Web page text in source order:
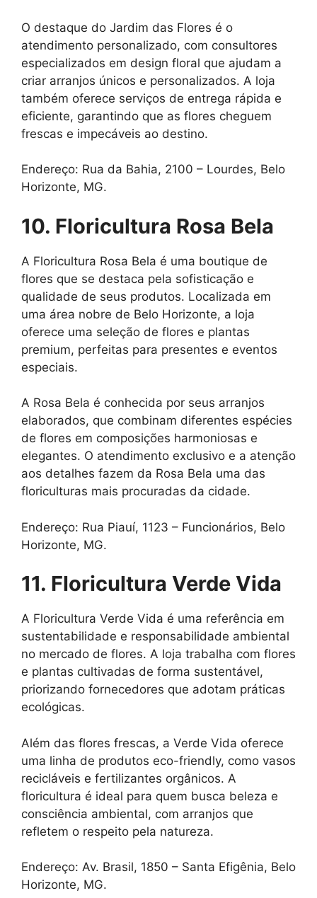
O destaque do Jardim das Flores é o
atendimento personalizado, com consultores
especializados em design floral que ajudam a
criar arranjos únicos e personalizados. A loja
também oferece serviços de entrega rápida e
eficiente, garantindo que as flores cheguem
frescas e impecáveis ao destino.
Endereço: Rua da Bahia, 2100 – Lourdes, Belo
Horizonte, MG.
10. Floricultura Rosa Bela
A Floricultura Rosa Bela é uma boutique de
flores que se destaca pela sofisticação e
qualidade de seus produtos. Localizada em
uma área nobre de Belo Horizonte, a loja
oferece uma seleção de flores e plantas
premium, perfeitas para presentes e eventos
especiais.
A Rosa Bela é conhecida por seus arranjos
elaborados, que combinam diferentes espécies
de flores em composições harmoniosas e
elegantes. O atendimento exclusivo e a atenção
aos detalhes fazem da Rosa Bela uma das
floriculturas mais procuradas da cidade.
Endereço: Rua Piauí, 1123 – Funcionários, Belo
Horizonte, MG.
11. Floricultura Verde Vida
A Floricultura Verde Vida é uma referência em
sustentabilidade e responsabilidade ambiental
no mercado de flores. A loja trabalha com flores
e plantas cultivadas de forma sustentável,
priorizando fornecedores que adotam práticas
ecológicas.
Além das flores frescas, a Verde Vida oferece
uma linha de produtos eco-friendly, como vasos
recicláveis e fertilizantes orgânicos. A
floricultura é ideal para quem busca beleza e
consciência ambiental, com arranjos que
refletem o respeito pela natureza.
Endereço: Av. Brasil, 1850 – Santa Efigênia, Belo
Horizonte, MG.